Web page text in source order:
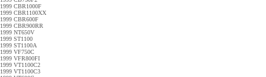
1999 CBR1000F
1999 CBR1100XX
1999 CBR600F
1999 CBR900RR
1999 NT650V
1999 ST1100
1999 ST1100A
1999 VF750C
1999 VFR800FI
1999 VT1100C2
1999 VT1100C3